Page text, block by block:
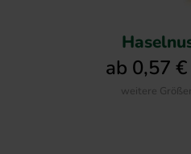
ab 0,57
weitere